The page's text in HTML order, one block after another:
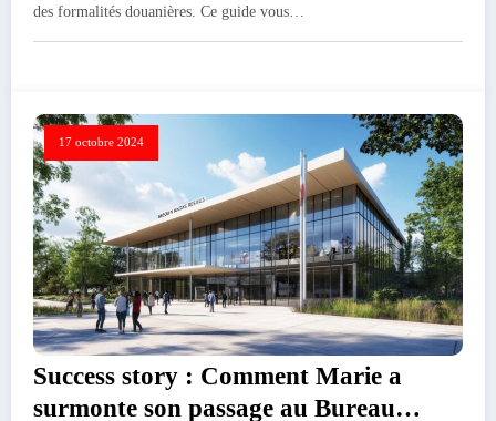
des formalités douanières. Ce guide vous…
17 octobre 2024
Success story : Comment Marie a
surmonte son passage au Bureau